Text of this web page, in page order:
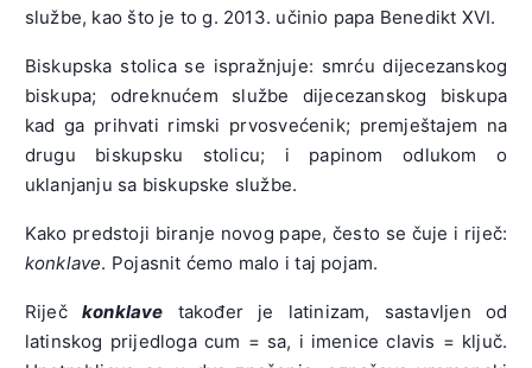
službe, kao što je to g. 2013. učinio papa Benedikt XVI.
Biskupska stolica se ispražnjuje: smrću dijecezanskog
biskupa; odreknućem službe dijecezanskog biskupa
kad ga prihvati rimski prvosvećenik; premještajem na
drugu biskupsku stolicu; i papinom odlukom o
uklanjanju sa biskupske službe.
Kako predstoji biranje novog pape, često se čuje i riječ:
konklave. Pojasnit ćemo malo i taj pojam.
Riječ konklave također je latinizam, sastavljen od
latinskog prijedloga cum = sa, i imenice clavis󠄞 = ključ.